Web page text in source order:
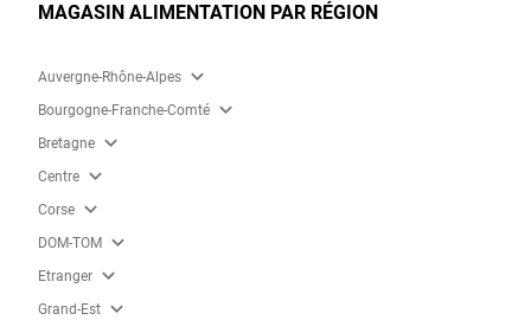
MAGASIN ALIMENTATION PAR RÉGION
Auvergne-Rhône-Alpes expand_more
Bourgogne-Franche-Comté expand_more
Bretagne expand_more
Centre expand_more
Corse expand_more
DOM-TOM expand_more
Etranger expand_more
Grand-Est expand_more